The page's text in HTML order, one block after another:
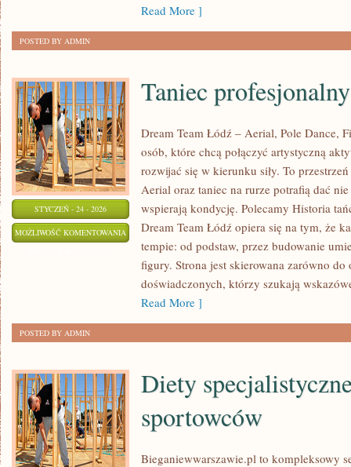
Read More ]
POSTED BY ADMIN
STYCZEŃ - 24 - 2026
MOŻLIWOŚĆ KOMENTOWANIA TANIEC
PROFESJONALNY
Taniec profesjonalny
Dream Team Łódź – Aerial, Pole Dance,
osób, które chcą połączyć artystyczną
rozwijać się w kierunku siły. To
Aerial oraz taniec na rurze potrafią dać
wspierają kondycję. Polecamy Historia
Dream Team Łódź opiera się na tym, że
tempie: od podstaw, przez budowanie
figury. Strona jest skierowana zarówno
doświadczonych, którzy szukają
Read More ]
POSTED BY ADMIN
Diety
sportowców
Bieganiewwarszawie.pl to kompleksowy